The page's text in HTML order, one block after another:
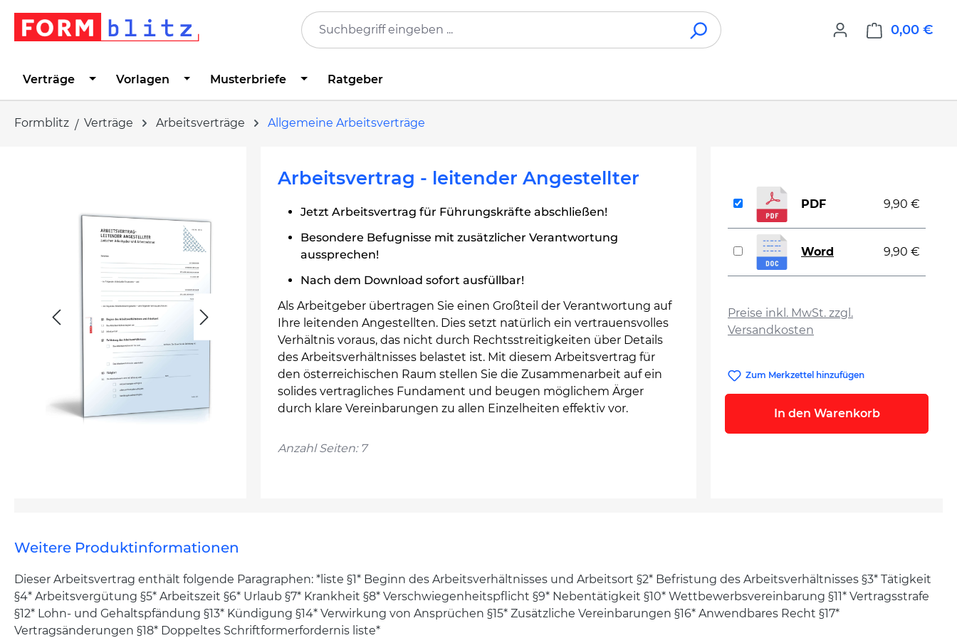
Zur Hauptnavigation springen
0,00 €
Verträge Vorlagen Musterbriefe Ratgeber
Formblitz Verträge Arbeitsverträge Allgemeine Arbeitsverträge
Arbeitsvertrag - leitender Angestellter
Jetzt Arbeitsvertrag für Führungskräfte abschließen!
Besondere Befugnisse mit zusätzlicher Verantwortung
aussprechen!
Nach dem Download sofort ausfüllbar!
Als Arbeitgeber übertragen Sie einen Großteil der Verantwortung auf
Ihre leitenden Angestellten. Dies setzt natürlich ein vertrauensvolles
Verhältnis voraus, das nicht durch Rechtsstreitigkeiten über Details
des Arbeitsverhältnisses belastet ist. Mit diesem Arbeitsvertrag für
den österreichischen Raum stellen Sie die Zusammenarbeit auf ein
solides vertragliches Fundament und beugen möglichem Ärger
durch klare Vereinbarungen zu allen Einzelheiten effektiv vor.
Anzahl Seiten: 7
Preise inkl. MwSt. zzgl.
Versandkosten
PDF 9,90 €
Word 9,90 €
Zum Merkzettel hinzufügen
In den Warenkorb
Weitere Produktinformationen
Dieser Arbeitsvertrag enthält folgende Paragraphen: *liste §1* Beginn des Arbeitsverhältnisses und Arbeitsort §2* Befristung des Arbeitsverhältnisses §3* Tätigkeit
§4* Arbeitsvergütung §5* Arbeitszeit §6* Urlaub §7* Krankheit §8* Verschwiegenheitspflicht §9* Nebentätigkeit §10* Wettbewerbsvereinbarung §11* Vertragsstrafe
§12* Lohn- und Gehaltspfändung §13* Kündigung §14* Verwirkung von Ansprüchen §15* Zusätzliche Vereinbarungen §16* Anwendbares Recht §17*
Vertragsänderungen §18* Doppeltes Schriftformerfordernis liste*